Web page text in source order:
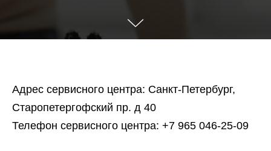
Адрес сервисного центра: Санкт-Петербург,
Старопетергофский пр. д 40
Телефон сервисного центра: +7 965 046-25-09